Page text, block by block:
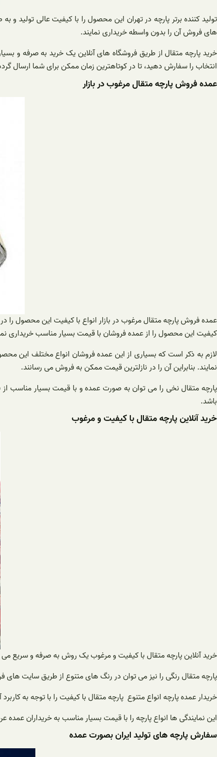
تولید کننده برتر پارچه در تهران این محصول را با کیفیت عالی
های فروش آن را بدون واسطه خریداری نمایند.
خرید پارچه متقال از طریق فروشگاه های آنلاین یک خرید به صرفه و
انتخاب را سفارش دهید، تا در کوتاهترین زمان ممکن برای شما ارسال
عمده فروش پارچه متقال مرغوب در بازار
عمده فروش پارچه متقال مرغوب در بازار انواع با کیفیت این محصول را
کیفیت این محصول را از عمده فروشان با قیمت بسیار مناسب خریداری
لازم به ذکر است که بسیاری از این عمده فروشان انواع مختلف این محصول
نمایند. بنابراین آن را در نازلترین قیمت ممکن به فروش می رسانند.
پارچه متقال نخی را می توان به صورت عمده و با قیمت بسیار مناسب
باشد.
خرید آنلاین پارچه متقال با کیفیت و مرغوب
خرید آنلاین پارچه متقال با کیفیت و مرغوب یک روش به صرفه و سریع می
پارچه متقال رنگی را نیز می توان در رنگ های متنوع از طریق سایت
خریدار عمده پارچه انواع متنوع پارچه متقال با کیفیت را با توجه به
این نمایندگی ها انواع پارچه را با قیمت بسیار مناسب به خریداران
سفارش پارچه های تولید ایران بصورت عمده